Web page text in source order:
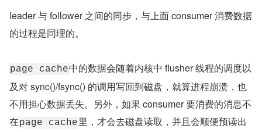
leader 与 follower 之间的同步，与上面 consumer 消费数据
的过程是同理的。
page cache中的数据会随着内核中 flusher 线程的调度以
及对 sync()/fsync() 的调用写回到磁盘，就算进程崩溃，也
不用担心数据丢失。另外，如果 consumer 要消费的消息不
在page cache里，才会去磁盘读取，并且会顺便预读出